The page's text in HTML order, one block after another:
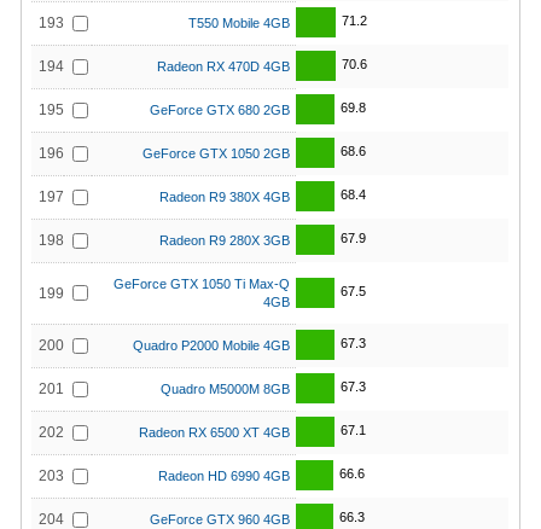
193 T550 Mobile 4GB 71.2
194 Radeon RX 470D 4GB 70.6
195 GeForce GTX 680 2GB 69.8
196 GeForce GTX 1050 2GB 68.6
197 Radeon R9 380X 4GB 68.4
198 Radeon R9 280X 3GB 67.9
199
GeForce GTX 1050 Ti Max-Q
4GB
67.5
200 Quadro P2000 Mobile 4GB 67.3
201 Quadro M5000M 8GB 67.3
202 Radeon RX 6500 XT 4GB 67.1
203 Radeon HD 6990 4GB 66.6
204 GeForce GTX 960 4GB 66.3